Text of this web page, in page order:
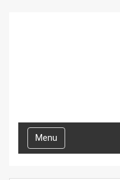
Toggle
navigation
Menu